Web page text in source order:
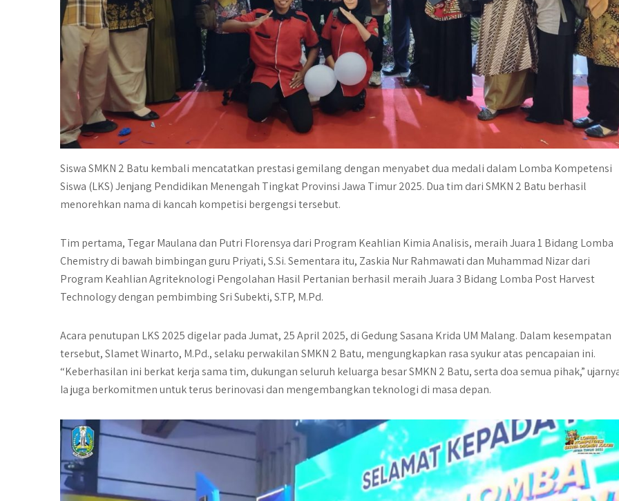
Siswa SMKN 2 Batu kembali mencatatkan prestasi gemilang dengan menyabet dua medali dalam Lomba Kompetensi
Siswa (LKS) Jenjang Pendidikan Menengah Tingkat Provinsi Jawa Timur 2025. Dua tim dari SMKN 2 Batu berhasil
menorehkan nama di kancah kompetisi bergengsi tersebut.
Tim pertama, Tegar Maulana dan Putri Florensya dari Program Keahlian Kimia Analisis, meraihJuara 1 Bidang Lomba
Chemistrydi bawah bimbingan guru Priyati, S.Si. Sementara itu, Zaskia Nur Rahmawati dan Muhammad Nizar dari
Program Keahlian Agriteknologi Pengolahan Hasil Pertanian berhasil meraihJuara 3 Bidang Lomba Post Harvest
Technologydengan pembimbing Sri Subekti, S.TP, M.Pd.
Acara penutupan LKS 2025 digelar pada Jumat, 25 April 2025, di Gedung Sasana Krida UM Malang. Dalam kesempatan
tersebut, Slamet Winarto, M.Pd., selaku perwakilan SMKN 2 Batu, mengungkapkan rasa syukur atas pencapaian ini.
“Keberhasilan ini berkat kerja sama tim, dukungan seluruh keluarga besar SMKN 2 Batu, serta doa semua pihak,”
Ia juga berkomitmen untuk terus berinovasi dan mengembangkan teknologi di masa depan.